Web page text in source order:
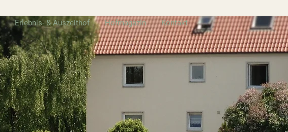
Erlebnis- & Auszeithof Hofmagazin Kontakt